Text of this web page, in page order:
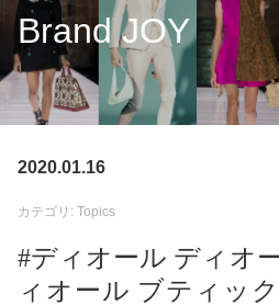
Brand JOY
2020.01.16
カテゴリ: Topics
#ディオール ディオ
ィオール ブティッ